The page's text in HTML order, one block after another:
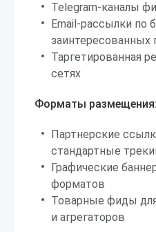
Telegram-каналы
Email-рассылки по
заинтересованных
Таргетированная
сетях
Форматы размещения:
Партнерские
стандартные
Графические
форматов
Товарные фиды
и агрегаторов